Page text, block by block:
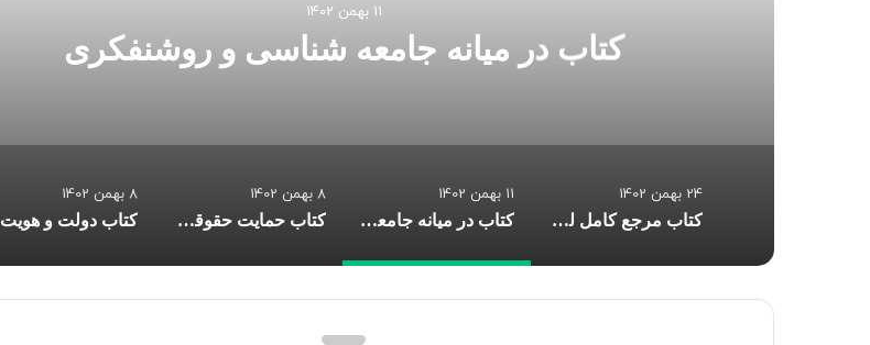
11 بهمن 1402
کتاب در میانه جامعه شناسی و روشنفکری
24 بهمن 1402
کتاب مرجع کامل لغت نامه و اصطلاحات تخصصی و کاربردی
11 بهمن 1402
کتاب در میانه جامعه شناسی و روشنفکری
8 بهمن 1402
کتاب حمایت حقوقی از قراردادهای ادبی و هنری
8 بهمن 1402
کتاب دولت و هویت